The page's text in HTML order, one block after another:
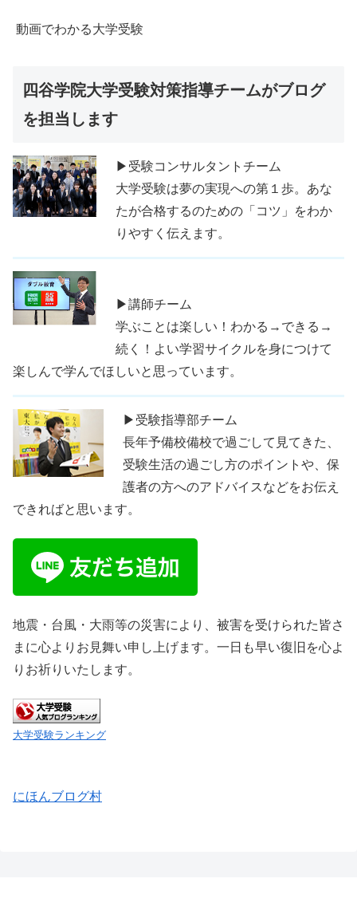
動画でわかる大学受験
四谷学院大学受験対策指導チームがブログ
を担当します
▶受験コンサルタントチーム
大学受験は夢の実現への第１歩。あな
たが合格するのための「コツ」をわか
りやすく伝えます。
▶講師チーム
学ぶことは楽しい！わかる→できる→
続く！よい学習サイクルを身につけて
楽しんで学んでほしいと思っています。
▶受験指導部チーム
長年予備校備校で過ごして見てきた、
受験生活の過ごし方のポイントや、保
護者の方へのアドバイスなどをお伝え
できればと思います。
地震・台風・大雨等の災害により、被害を受けられた皆さ
まに心よりお見舞い申し上げます。一日も早い復旧を心よ
りお祈りいたします。
大学受験ランキング
にほんブログ村